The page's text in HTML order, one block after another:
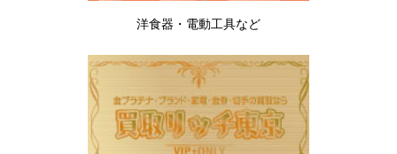
洋食器・電動工具など